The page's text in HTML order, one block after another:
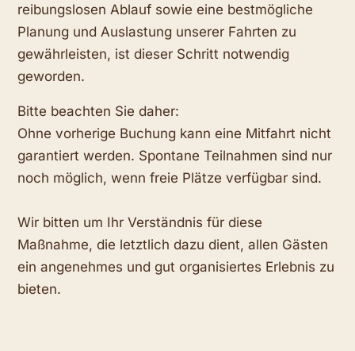
reibungslosen Ablauf sowie eine bestmögliche
Planung und Auslastung unserer Fahrten zu
gewährleisten, ist dieser Schritt notwendig
geworden.
Bitte beachten Sie daher:
Ohne vorherige Buchung kann eine Mitfahrt nicht
garantiert werden. Spontane Teilnahmen sind nur
noch möglich, wenn freie Plätze verfügbar sind.
Wir bitten um Ihr Verständnis für diese
Maßnahme, die letztlich dazu dient, allen Gästen
ein angenehmes und gut organisiertes Erlebnis zu
bieten.